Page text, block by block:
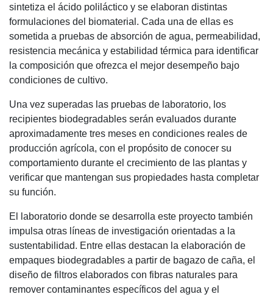
sintetiza el ácido poliláctico y se elaboran distintas
formulaciones del biomaterial. Cada una de ellas es
sometida a pruebas de absorción de agua, permeabilidad,
resistencia mecánica y estabilidad térmica para identificar
la composición que ofrezca el mejor desempeño bajo
condiciones de cultivo.
Una vez superadas las pruebas de laboratorio, los
recipientes biodegradables serán evaluados durante
aproximadamente tres meses en condiciones reales de
producción agrícola, con el propósito de conocer su
comportamiento durante el crecimiento de las plantas y
verificar que mantengan sus propiedades hasta completar
su función.
El laboratorio donde se desarrolla este proyecto también
impulsa otras líneas de investigación orientadas a la
sustentabilidad. Entre ellas destacan la elaboración de
empaques biodegradables a partir de bagazo de caña, el
diseño de filtros elaborados con fibras naturales para
remover contaminantes específicos del agua y el